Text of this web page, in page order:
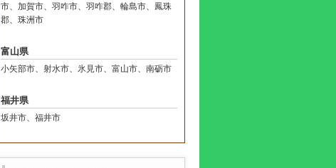
市、加賀市、羽咋市、羽咋郡、輪島市、鳳珠
郡、珠洲市
富山県
小矢部市、射水市、氷見市、富山市、南砺市
福井県
坂井市、福井市